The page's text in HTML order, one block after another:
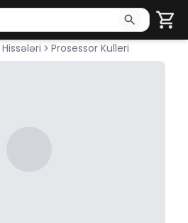
2 simvol yazın. Göndərmək
Prosessor Kulleri